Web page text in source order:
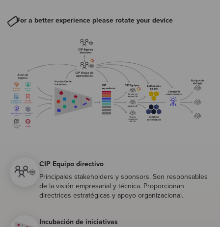
For a better experience please rotate your device
CIP Equipo directivo
Principales stakeholders y sponsors. Son responsables
de la visión empresarial y técnica. Proporcionan
directrices estratégicas y apoyo organizacional.
Incubación de iniciativas